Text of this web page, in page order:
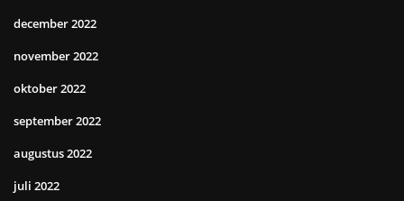
december 2022
november 2022
oktober 2022
september 2022
augustus 2022
juli 2022